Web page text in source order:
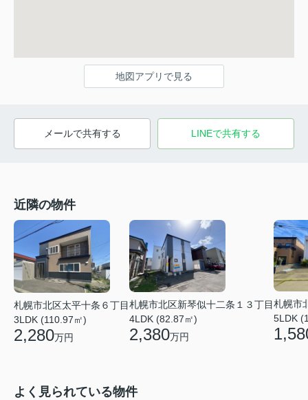
地図アプリで見る
メールで共有する LINEで共有する
近隣の物件
札幌市北区太平十条６丁目
3LDK (110.97㎡)
2,280万円
札幌市北区新琴似十二条１３丁目
4LDK (82.87㎡)
2,380万円
札幌市
5LDK
よく見られている物件